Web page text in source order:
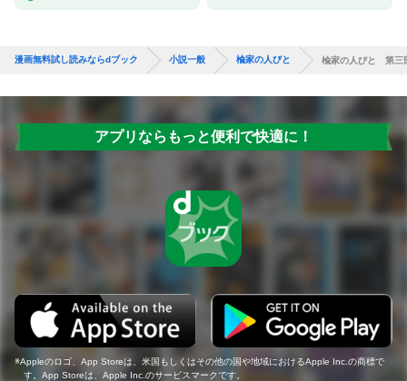
漫画無料試し読みならdブック 小説一般 楡家の人びと 楡家の人びと 第三
アプリならもっと便利で快適に！
Appleのロゴ、App Storeは、米国もしくはその他の国や地域におけるApple Inc.の商標で
す。App Storeは、Apple Inc.のサービスマークです。